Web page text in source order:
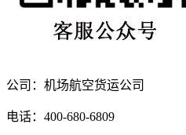
公司：机场航空货运公司
电话：400-680-6809